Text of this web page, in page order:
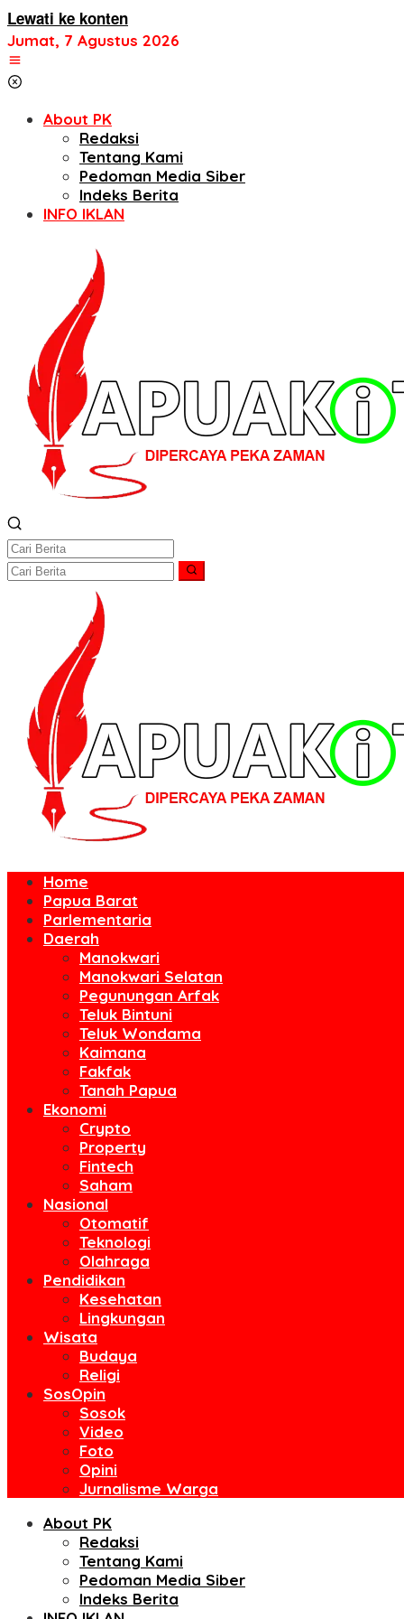
Lewati ke konten
Jumat, 7 Agustus 2026
About PK
Redaksi
Tentang Kami
Pedoman Media Siber
Indeks Berita
INFO IKLAN
Home
Papua Barat
Parlementaria
Daerah
Manokwari
Manokwari Selatan
Pegunungan Arfak
Teluk Bintuni
Teluk Wondama
Kaimana
Fakfak
Tanah Papua
Ekonomi
Crypto
Property
Fintech
Saham
Nasional
Otomatif
Teknologi
Olahraga
Pendidikan
Kesehatan
Lingkungan
Wisata
Budaya
Religi
SosOpin
Sosok
Video
Foto
Opini
Jurnalisme Warga
About PK
Redaksi
Tentang Kami
Pedoman Media Siber
Indeks Berita